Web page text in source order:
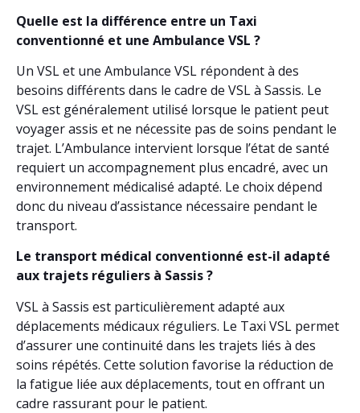
Quelle est la différence entre un Taxi
conventionné et une Ambulance VSL ?
Un VSL et une Ambulance VSL répondent à des
besoins différents dans le cadre de VSL à Sassis. Le
VSL est généralement utilisé lorsque le patient peut
voyager assis et ne nécessite pas de soins pendant le
trajet. L’Ambulance intervient lorsque l’état de santé
requiert un accompagnement plus encadré, avec un
environnement médicalisé adapté. Le choix dépend
donc du niveau d’assistance nécessaire pendant le
transport.
Le transport médical conventionné est-il adapté
aux trajets réguliers à Sassis ?
VSL à Sassis est particulièrement adapté aux
déplacements médicaux réguliers. Le Taxi VSL permet
d’assurer une continuité dans les trajets liés à des
soins répétés. Cette solution favorise la réduction de
la fatigue liée aux déplacements, tout en offrant un
cadre rassurant pour le patient.